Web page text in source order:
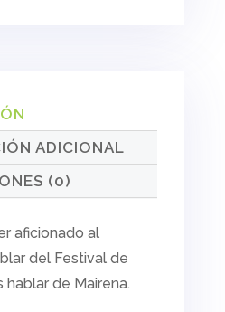
ADICIONAL
(0)
aficionado al
del Festival de
hablar de Mairena.